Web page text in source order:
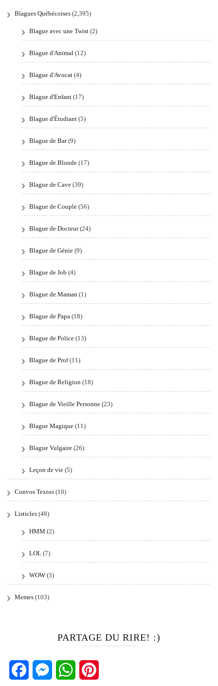
Blagues Québécoises (2,395)
Blague avec une Twist (2)
Blague d'Animal (12)
Blague d'Avocat (4)
Blague d'Enfant (17)
Blague d'Étudiant (5)
Blague de Bar(9)
Blague de Blonde (17)
Blague de Cave (39)
Blague de Couple (56)
Blague de Docteur(24)
Blague de Génie (9)
Blague de Job (4)
Blague de Maman (1)
Blague de Papa (18)
Blague de Police (13)
Blague de Prof(11)
Blague de Religion (18)
Blague de Vieille Personne (23)
Blague Magique (11)
Blague Vulgaire (26)
Leçon de vie (5)
Convos Textos (10)
Listicles (48)
HMM (2)
LOL (7)
WOW (3)
Memes (103)
PARTAGE DU RIRE! :)
FacebookMessengerWhatsApp